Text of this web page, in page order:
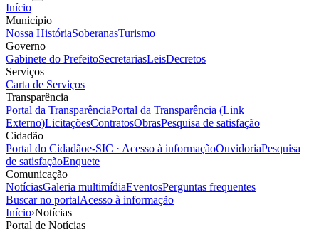
Início
Município
Nossa HistóriaSoberanasTurismo
Governo
Gabinete do PrefeitoSecretariasLeisDecretos
Serviços
Carta de Serviços
Transparência
Portal da TransparênciaPortal da Transparência (Link
Externo)LicitaçõesContratosObrasPesquisa de satisfação
Cidadão
Portal do Cidadãoe-SIC · Acesso à informaçãoOuvidoriaPesquisa
de satisfaçãoEnquete
Comunicação
NotíciasGaleria multimídiaEventosPerguntas frequentes
Buscar no portalAcesso à informação
Início›Notícias
Portal de Notícias